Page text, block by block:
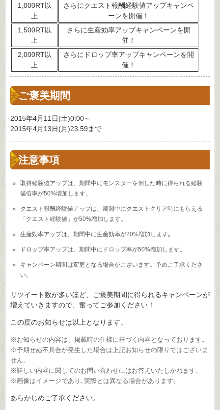
1,000RT以
上
さらにクエスト報酬経験値アップキャンペ
ーンを開催！
1,500RT以
上
さらに生産効率アップキャンペーンを開
催！
2,000RT以
上
さらにドロップ率アップキャンペーンを開
催！
ご褒美期間
2015年4月11日(土)0:00～
2015年4月13日(月)23:59まで
注意事項
取得経験値アップは、期間中にモンスターを倒した時に得られる経験
値倍率が50%増加します。
クエスト報酬経験値アップは、期間中にクエストクリア時にもらえる
「クエスト経験値」が50%増加します。
生産効率アップは、期間中に生産効率が20%増加します｡
ドロップ率アップは、期間中にドロップ率が50%増加します。
キャンペーン期間は変更となる場合がございます。予めご了承くださ
い。
リツイート数が多いほど、ご褒美期間に得られるキャンペーンが
増えていきますので、奮ってご参加ください！
この度のお知らせは以上となります。
※お知らせの内容は、掲載時の仕様に基づく内容となっております。
※予期せぬ不具合が発生した場合は上記お知らせの限りではございま
せん。
※詳しい内容に関してのお問い合わせにはお答えいたしかねます。
※画像はイメージであり､実際とは異なる場合があります｡
あらかじめご了承ください。